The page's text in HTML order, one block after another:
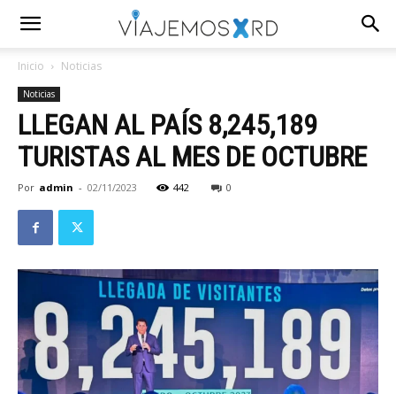
Inicio Noticias
Noticias
LLEGAN AL PAÍS 8,245,189
TURISTAS AL MES DE OCTUBRE
Por admin - 02/11/2023 442 0